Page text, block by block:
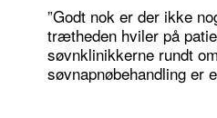
”Godt nok er der ikke
trætheden hviler på
søvnklinikkerne rundt
søvnapnøbehandling er